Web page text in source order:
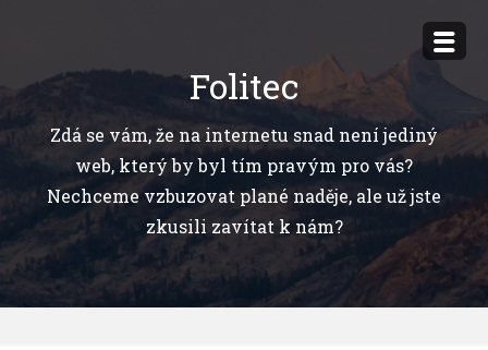
obsahu
Folitec
Zdá se vám, že na internetu snad není jediný
web, který by byl tím pravým pro vás?
Nechceme vzbuzovat plané naděje, ale už jste
zkusili zavítat k nám?